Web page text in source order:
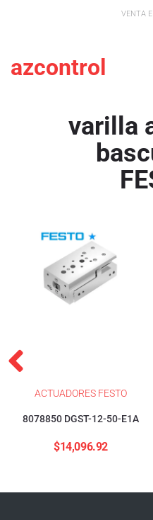
VENTA
azcontrol
varilla
ACTUADORES FESTO
8078850 DGST-12-50-E1A
$14,096.92